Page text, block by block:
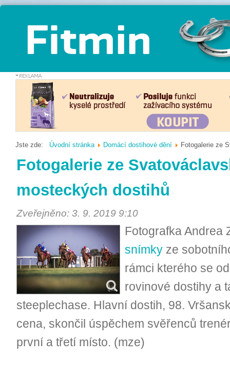
Jste zde: Úvodní stránka Domácí dostihové dění Fotogalerie ze
Fotogalerie ze
mosteckých dostihů
Zveřejněno: 3. 9. 2019 9:10
Fotografka Andrea
snímkyze
rámci kterého se
rovinové dostihy a
steeplechase. Hlavní dostih, 98.
cena, skončil úspěchem svěřenců
první a třetí místo. (mze)